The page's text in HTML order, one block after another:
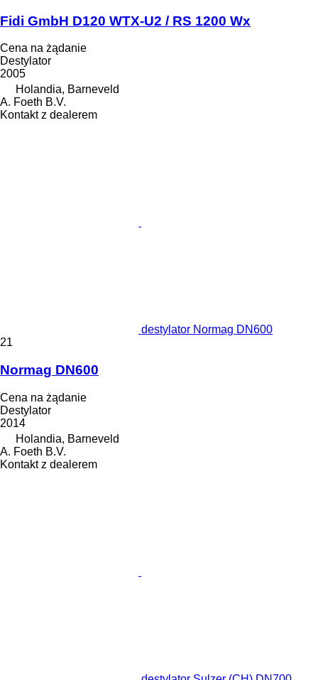
Fidi GmbH D120 WTX-U2 / RS 1200 Wx
Cena na żądanie
Destylator
2005
Holandia, Barneveld
A. Foeth B.V.
Kontakt z dealerem
destylator Normag DN600
21
Normag DN600
Cena na żądanie
Destylator
2014
Holandia, Barneveld
A. Foeth B.V.
Kontakt z dealerem